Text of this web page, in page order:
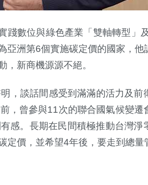
踐數位與綠色產業「雙軸轉型」
亞洲第6個實施碳定價的國家，他
新商機源源不絕。
明，談話間感受到滿滿的活力及前
，曾參與11次的聯合國氣候變遷
感。長期在民間積極推動台灣淨
價，並希望4年後，要走到總量